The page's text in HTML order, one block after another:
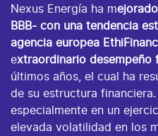
Nexus Energía ha m
BBB- con una tendencia
agencia europea
extraordinario desempeño
últimos años, el cual ha
de su estructura
especialmente en un
elevada volatilidad en los